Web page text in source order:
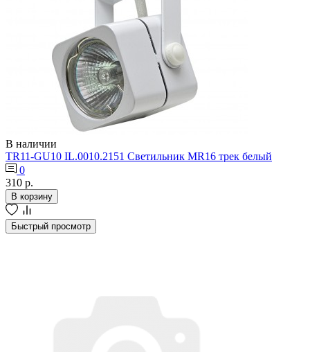
В наличии
TR11-GU10 IL.0010.2151 Светильник MR16 трек белый
0
310 р.
В корзину
Быстрый просмотр